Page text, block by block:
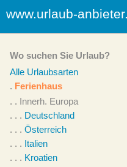
www.urlaub-
Wo suchen Sie Urlaub?
Alle Urlaubsarten
. Ferienhaus
. . Innerh. Europa
. . . Deutschland
. . . Österreich
. . . Italien
. . . Kroatien